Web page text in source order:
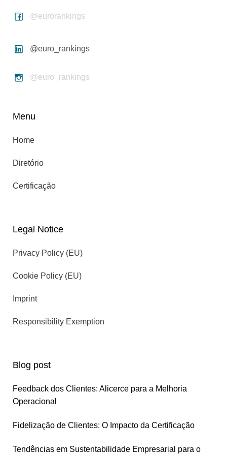
@eurorankings
@euro_rankings
@euro_rankings
Menu
Home
Diretório
Certificação
Legal Notice
Privacy Policy (EU)
Cookie Policy (EU)
Imprint
Responsibility Exemption
Blog post
Feedback dos Clientes: Alicerce para a Melhoria
Operacional
Fidelização de Clientes: O Impacto da Certificação
Tendências em Sustentabilidade Empresarial para o